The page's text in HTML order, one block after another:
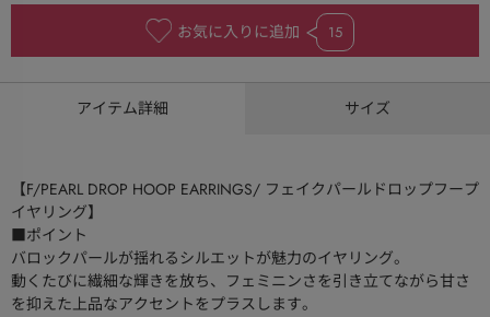
お気に入りに追加 15
アイテム詳細 サイズ
【F/PEARL DROP HOOP EARRINGS/ フェイクパールドロップフープ
イヤリング】
■ポイント
バロックパールが揺れるシルエットが魅力のイヤリング。
動くたびに繊細な輝きを放ち、フェミニンさを引き立てながら甘さ
を抑えた上品なアクセントをプラスします。